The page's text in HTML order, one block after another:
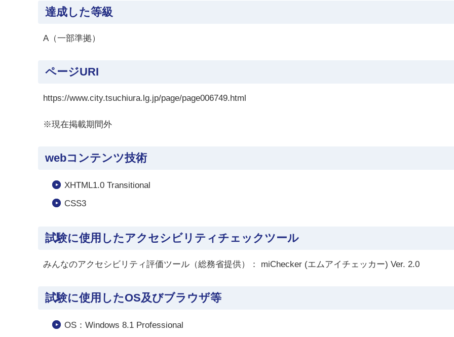
達成した等級
A（一部準拠）
ページURI
https://www.city.tsuchiura.lg.jp/page/page006749.html
※現在掲載期間外
webコンテンツ技術
XHTML1.0 Transitional
CSS3
試験に使用したアクセシビリティチェックツール
みんなのアクセシビリティ評価ツール（総務省提供）： miChecker (エムアイチェッカー) Ver. 2.0
試験に使用したOS及びブラウザ等
OS：Windows 8.1 Professional